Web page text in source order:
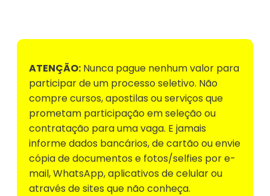
ATENÇÃO: Nunca pague nenhum valor para
participar de um processo seletivo. Não
compre cursos, apostilas ou serviços que
prometam participação em seleção ou
contratação para uma vaga. E jamais
informe dados bancários, de cartão ou envie
cópia de documentos e fotos/selfies por e-
mail, WhatsApp, aplicativos de celular ou
através de sites que não conheça.